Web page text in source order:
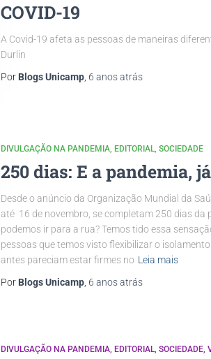
COVID-19
A Covid-19 afeta as pessoas de maneiras
Durlin
Por Blogs Unicamp 6 anosatrás
DIVULGAÇÃO NA PANDEMIA EDITORIAL SOCIEDADE
250 dias: E a pandemia,
Desde o anúncio da Organização Mundial da
até 16 de novembro, se completam 250 dias da
podemos ir para a rua? Temos tido essa
pessoas que temos visto flexibilizar o
antes pareciam estar firmes no Leia mais
Por Blogs Unicamp 6 anosatrás
DIVULGAÇÃO NA PANDEMIA EDITORIAL SOCIEDADE